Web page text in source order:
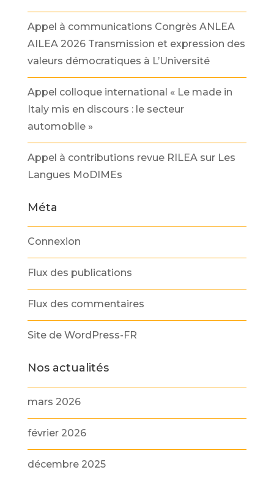
Appel à communications Congrès ANLEA
AILEA 2026 Transmission et expression des
valeurs démocratiques à L’Université
Appel colloque international « Le made in
Italy mis en discours : le secteur
automobile »
Appel à contributions revue RILEA sur Les
Langues MoDIMEs
Méta
Connexion
Flux des publications
Flux des commentaires
Site de WordPress-FR
Nos actualités
mars 2026
février 2026
décembre 2025